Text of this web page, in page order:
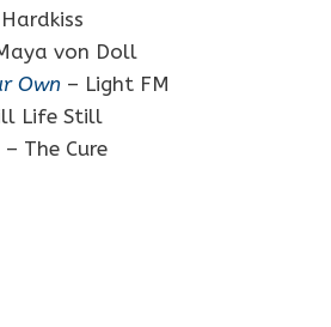
von Doll
Own – Light FM
Life Still
– The Cure